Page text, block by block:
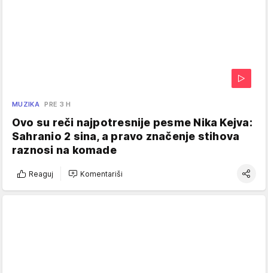
MUZIKA PRE 3 H
Ovo su reči najpotresnije pesme Nika Kejva:
Sahranio 2 sina, a pravo značenje stihova
raznosi na komade
Reaguj Komentariši